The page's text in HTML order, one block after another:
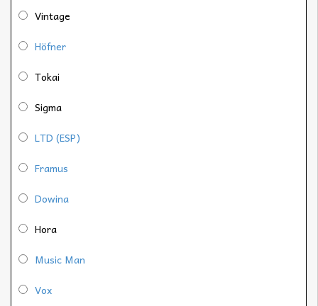
Vintage
Höfner
Tokai
Sigma
LTD (ESP)
Framus
Dowina
Hora
Music Man
Vox